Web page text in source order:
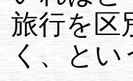
旅行を区
く、と